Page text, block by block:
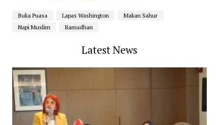
Buka Puasa Lapas Washington
Makan Sahur
Napi Muslim
Ramadhan
Latest News